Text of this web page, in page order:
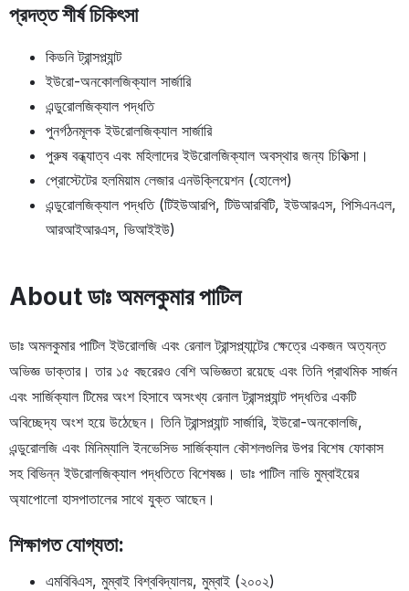
প্রদত্ত শীর্ষ চিকিৎসা
কিডনি ট্রান্সপ্ল্যান্ট
ইউরো-অনকোলজিক্যাল সার্জারি
এন্ডুরোলজিক্যাল পদ্ধতি
পুনর্গঠনমূলক ইউরোলজিক্যাল সার্জারি
পুরুষ বন্ধ্যাত্ব এবং মহিলাদের ইউরোলজিক্যাল অবস্থার জন্য চিকিত্সা।
প্রোস্টেটের হলমিয়াম লেজার এনউক্লিয়েশন (হোলেপ)
এন্ডুরোলজিক্যাল পদ্ধতি (টিইউআরপি, টিউআরবিটি, ইউআরএস, পিসিএনএল,
আরআইআরএস, ভিআইইউ)
About ডাঃ অমলকুমার পাটিল
ডাঃ অমলকুমার পাটিল ইউরোলজি এবং রেনাল ট্রান্সপ্ল্যান্টের ক্ষেত্রে একজন অত্যন্ত
অভিজ্ঞ ডাক্তার। তার ১৫ বছরেরও বেশি অভিজ্ঞতা রয়েছে এবং তিনি প্রাথমিক সার্জন
এবং সার্জিক্যাল টিমের অংশ হিসাবে অসংখ্য রেনাল ট্রান্সপ্ল্যান্ট পদ্ধতির একটি
অবিচ্ছেদ্য অংশ হয়ে উঠেছেন। তিনি ট্রান্সপ্ল্যান্ট সার্জারি, ইউরো-অনকোলজি,
এন্ডুরোলজি এবং মিনিম্যালি ইনভেসিভ সার্জিক্যাল কৌশলগুলির উপর বিশেষ ফোকাস
সহ বিভিন্ন ইউরোলজিক্যাল পদ্ধতিতে বিশেষজ্ঞ। ডাঃ পাটিল নাভি মুম্বাইয়ের
অ্যাপোলো হাসপাতালের সাথে যুক্ত আছেন।
শিক্ষাগত যোগ্যতা:
এমবিবিএস, মুম্বাই বিশ্ববিদ্যালয়, মুম্বাই (২০০২)